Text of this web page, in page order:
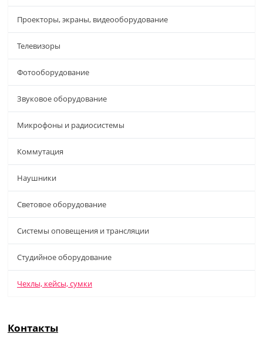
Проекторы, экраны, видеооборудование
Телевизоры
Фотооборудование
Звуковое оборудование
Микрофоны и радиосистемы
Коммутация
Наушники
Световое оборудование
Системы оповещения и трансляции
Студийное оборудование
Чехлы, кейсы, сумки
Контакты